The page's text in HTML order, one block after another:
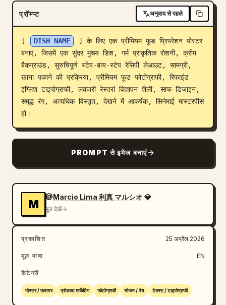
मूल्य निर्धारण
डाउनलोड
ब्लॉग
अपडेट
प्रॉम्प्ट अनुवाद से पहले
[ DISH NAME
] के लिए एक प्रीमियम फूड प्रिपरेशन पोस्टर
बनाएं, जिसमें एक सुंदर मुख्य डिश, गर्म प्राकृतिक रोशनी, क्रीम
बैकग्राउंड, सुरुचिपूर्ण स्टेप-बाय-स्टेप रेसिपी लेआउट, सामग्री,
खाना पकाने की प्रक्रिया, प्रीमियम फूड फोटोग्राफी, रिफाइंड
इंग्लिश टाइपोग्राफी, लक्जरी रेस्तरां विज्ञापन शैली, साफ डिजाइन,
समृद्ध रंग, अत्यधिक विस्तृत, देखने में आकर्षक, सिनेमाई मास्टरपीस
हो।
PROMPT से इमेज बनाएं
M
@Marcio Lima 利真 マルシオ 💎
मूल देखें
प्रकाशित 25 अप्रैल 2026
मूल भाषा EN
कैटेगरी
पोस्टर / फ़्लायर प्रोडक्ट मार्केटिंग फोटोग्राफी भोजन / पेय टेक्स्ट / टाइपोग्राफी